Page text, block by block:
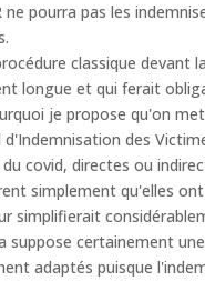
ne pourra pas les
classique devant
longue et qui ferait
je propose qu'on
d'Indemnisation des
covid, directes ou
simplement qu'elles
simplifierait
suppose certainement
adaptés puisque